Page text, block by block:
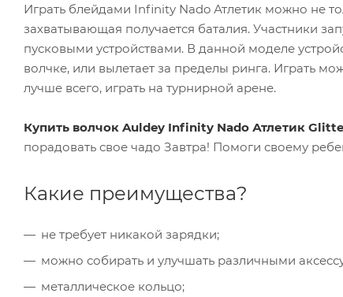
Играть блейдами Infinity Nado Атлетик можно не
захватывающая получается баталия. Участники
пусковыми устройствами. В данной моделе
волчке, или вылетает за пределы ринга. Играть
лучше всего, играть на турнирной арене.
Купить волчок Auldey Infinity Nado Атлетик
порадовать свое чадо Завтра! Помоги своему
Какие преимущества?
не требует никакой зарядки;
можно собирать и улучшать различными
металлическое кольцо;